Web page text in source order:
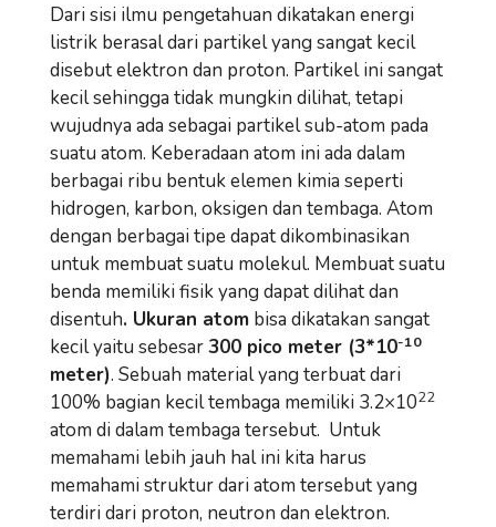
Dari sisi ilmu pengetahuan dikatakan energi
listrik berasal dari partikel yang sangat kecil
disebut elektron dan proton. Partikel ini sangat
kecil sehingga tidak mungkin dilihat, tetapi
wujudnya ada sebagai partikel sub-atom pada
suatu atom. Keberadaan atom ini ada dalam
berbagai ribu bentuk elemen kimia seperti
hidrogen, karbon, oksigen dan tembaga. Atom
dengan berbagai tipe dapat dikombinasikan
untuk membuat suatu molekul. Membuat suatu
benda memiliki fisik yang dapat dilihat dan
disentuh. Ukuran atom bisa dikatakan sangat
kecil yaitu sebesar300 pico meter (3*10-10
meter). Sebuah material yang terbuat dari
100% bagian kecil tembaga memiliki 3.2×1022
atom di dalam tembaga tersebut. Untuk
memahami lebih jauh hal ini kita harus
memahami struktur dari atom tersebut yang
terdiri dari proton, neutron dan elektron.